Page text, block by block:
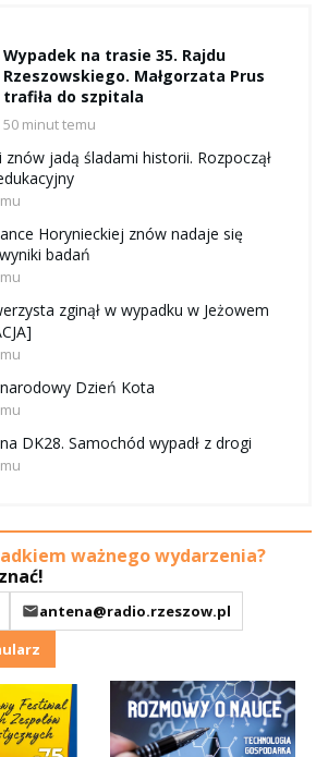
Wypadek na trasie 35. Rajdu
Rzeszowskiego. Małgorzata Prus
trafiła do szpitala
50 minut temu
jadą śladami historii. Rozpoczął
Horynieckiej znów nadaje się
badań
zginął w wypadku w Jeżowem
Dzień Kota
DK28. Samochód wypadł z drogi
ważnego wydarzenia?
antena@radio.rzeszow.pl